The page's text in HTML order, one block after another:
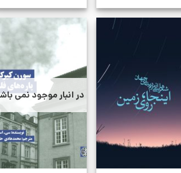
در انبار موجود نمی